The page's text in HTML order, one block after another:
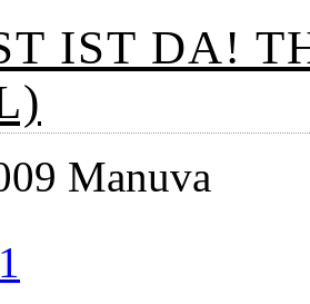
IST DA!
Manuva